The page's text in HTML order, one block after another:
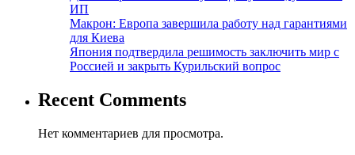
ИП
Макрон: Европа завершила работу над гарантиями
для Киева
Япония подтвердила решимость заключить мир с
Россией и закрыть Курильский вопрос
Recent Comments
Нет комментариев для просмотра.